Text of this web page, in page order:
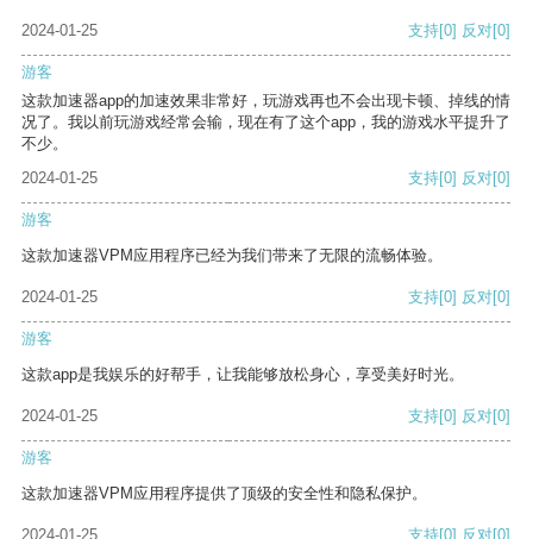
2024-01-25 支持[0] 反对[0]
游客
这款加速器app的加速效果非常好，玩游戏再也不会出现卡顿、掉线的情
况了。我以前玩游戏经常会输，现在有了这个app，我的游戏水平提升了
不少。
2024-01-25
支持[0] 反对[0]
游客
这款加速器VPM应用程序已经为我们带来了无限的流畅体验。
2024-01-25 支持[0] 反对[0]
游客
这款app是我娱乐的好帮手，让我能够放松身心，享受美好时光。
2024-01-25 支持[0] 反对[0]
游客
这款加速器VPM应用程序提供了顶级的安全性和隐私保护。
2024-01-25 支持[0] 反对[0]